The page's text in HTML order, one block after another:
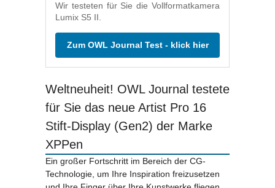
Wir testeten für Sie die Vollformatkamera
Lumix S5 II.
Zum OWL Journal Test - klick hier
Weltneuheit! OWL Journal testete
für Sie das neue Artist Pro 16
Stift-Display (Gen2) der Marke
XPPen
Ein großer Fortschritt im Bereich der CG-
Technologie, um Ihre Inspiration freizusetzen